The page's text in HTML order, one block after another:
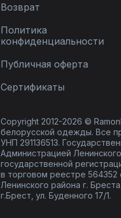
Возврат
Политика
конфиденциальности
Публичная оферта
Сертификаты
Copyright 2012-2026 ©
белорусской одежды. Все
УНП 291136513.
Администрацией
государственной
в торговом реестре 564352
Ленинского района г.
г.Брест, ул. Буденного 17/1.